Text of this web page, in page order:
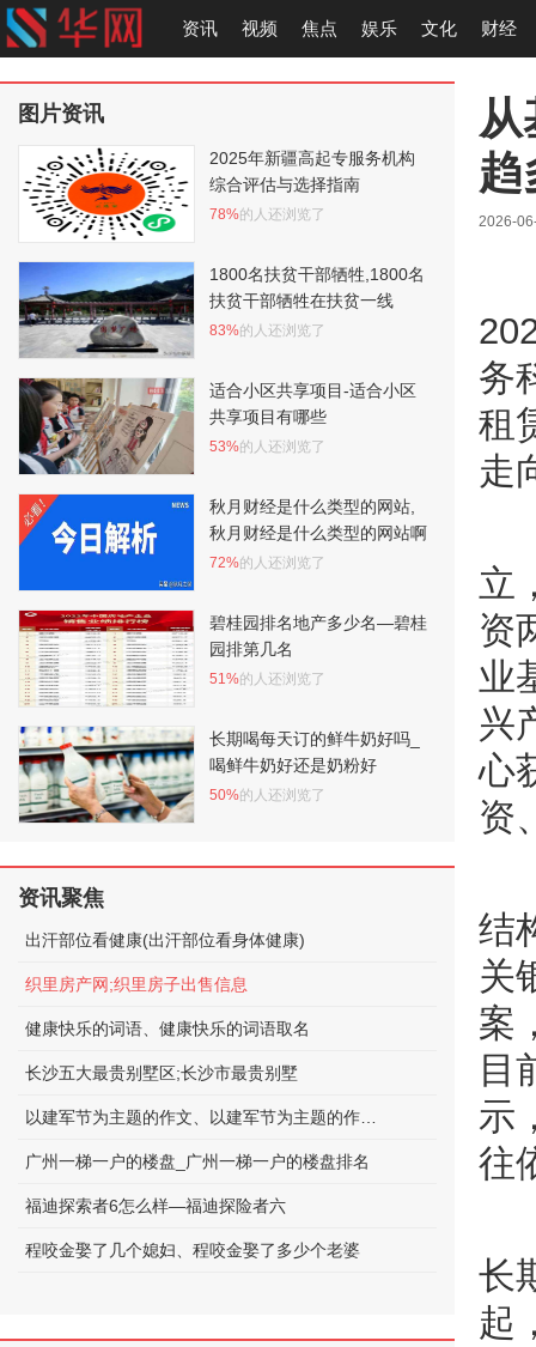
资讯 视频 焦点 娱乐 文化 财经
趋
2026-
务
租
走
立
资
业
兴
心
资
结
关
案
目
示
往
长
起
图片资讯
2025年新疆高起专服务机构
综合评估与选择指南
78%的人还浏览了
1800名扶贫干部牺牲,1800名
扶贫干部牺牲在扶贫一线
83%的人还浏览了
适合小区共享项目-适合小区
共享项目有哪些
53%的人还浏览了
秋月财经是什么类型的网站,
秋月财经是什么类型的网站啊
72%的人还浏览了
碧桂园排名地产多少名—碧桂
园排第几名
51%的人还浏览了
长期喝每天订的鲜牛奶好吗_
喝鲜牛奶好还是奶粉好
50%的人还浏览了
资讯聚焦
出汗部位看健康(出汗部位看身体健康)
织里房产网;织里房子出售信息
健康快乐的词语、健康快乐的词语取名
长沙五大最贵别墅区;长沙市最贵别墅
广州一梯一户的楼盘_广州一梯一户的楼盘排名
福迪探索者6怎么样—福迪探险者六
程咬金娶了几个媳妇、程咬金娶了多少个老婆